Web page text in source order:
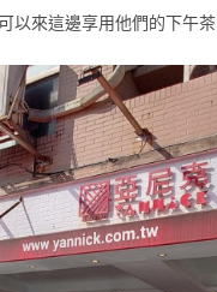
以來這邊享用他們的下午茶